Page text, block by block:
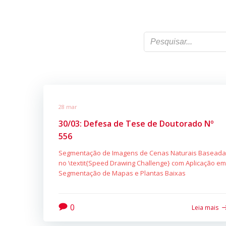
28 mar
30/03: Defesa de Tese de Doutorado Nº
556
Segmentação de Imagens de Cenas Naturais Baseada
no \textit{Speed Drawing Challenge} com Aplicação em
Segmentação de Mapas e Plantas Baixas
0 Leia mais